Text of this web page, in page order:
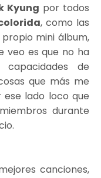
Kyung por todos
, como las
mini álbum,
veo es que no ha
de
que más me
lado loco que
durante
canciones,